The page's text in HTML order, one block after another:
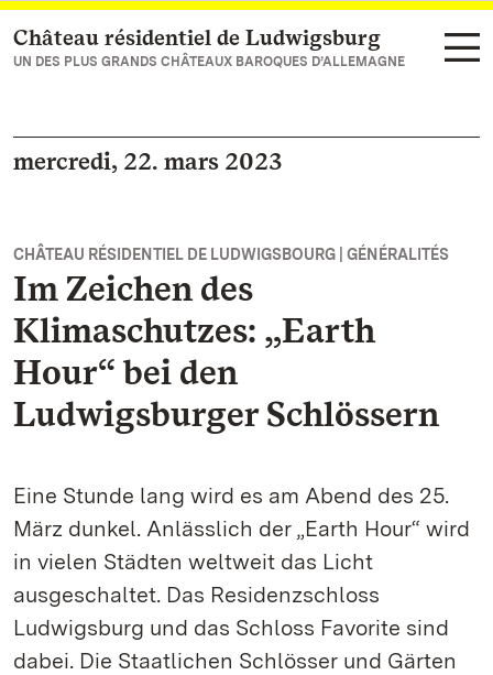
Vers la page d’accueil
Château résidentiel de Ludwigsburg
UN DES PLUS GRANDS CHÂTEAUX BAROQUES D’ALLEMAGNE
mercredi, 22. mars 2023
CHÂTEAU RÉSIDENTIEL DE LUDWIGSBOURG | GÉNÉRALITÉS
Im Zeichen des
Klimaschutzes: „Earth
Hour“ bei den
Ludwigsburger Schlössern
Eine Stunde lang wird es am Abend des 25.
März dunkel. Anlässlich der „Earth Hour“ wird
in vielen Städten weltweit das Licht
ausgeschaltet. Das Residenzschloss
Ludwigsburg und das Schloss Favorite sind
dabei. Die Staatlichen Schlösser und Gärten